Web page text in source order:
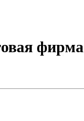
фирма